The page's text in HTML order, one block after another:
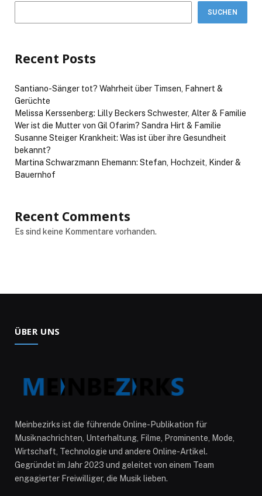
SUCHEN
Recent Posts
Santiano-Sänger tot? Wahrheit über Timsen, Fahnert &
Gerüchte
Melissa Kerssenberg: Lilly Beckers Schwester, Alter & Familie
Wer ist die Mutter von Gil Ofarim? Sandra Hirt & Familie
Susanne Steiger Krankheit: Was ist über ihre Gesundheit
bekannt?
Martina Schwarzmann Ehemann: Stefan, Hochzeit, Kinder &
Bauernhof
Recent Comments
Es sind keine Kommentare vorhanden.
ÜBER UNS
Meinbezirks ist die führende Online-Publikation für
Musiknachrichten, Unterhaltung, Filme, Prominente, Mode,
Wirtschaft, Technologie und andere Online-Artikel.
Gegründet im Jahr 2023 und geleitet von einem Team
engagierter Freiwilliger, die Musik lieben.